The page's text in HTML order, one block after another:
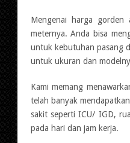
Mengenai harga
meternya. Anda bisa
untuk kebutuhan pasang
untuk ukuran dan
Kami memang
telah banyak
sakit seperti ICU/ IGD,
pada hari dan jam kerja.